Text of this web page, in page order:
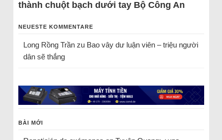
thành chuột bạch dưới tay Bộ Công An
NEUESTE KOMMENTARE
Long Rồng Trầnzu Bao vây dư luận viên – triệu người
dân sẽ thắng
BÀI MỚI